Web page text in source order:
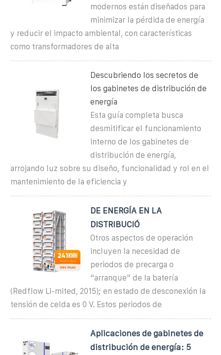
modernos están diseñados para
minimizar la pérdida de energía
y reducir el impacto ambiental, con características
como transformadores de alta
Descubriendo los secretos de
los gabinetes de distribución de
energía
Esta guía completa busca
desmitificar el funcionamiento
interno de los gabinetes de
distribución de energía,
arrojando luz sobre su diseño, funcionalidad y rol en el
mantenimiento de la eficiencia y
DE ENERGÍA EN LA
DISTRIBUCIÓ
Otros aspectos de operación
incluyen la necesidad de
periodos de precarga o
“arranque” de la batería
(Redflow Li-mited, 2015); en estado de desconexión la
tensión de celda es 0 V. Estos periodos de
Aplicaciones de gabinetes de
distribución de energía: 5